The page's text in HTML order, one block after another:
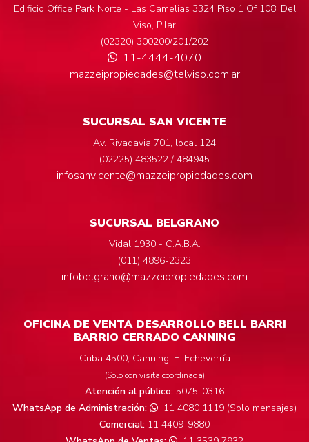
Edificio Office Park Norte - Las Camelias 3324 Piso 1 Of 108, Del
Viso, Pilar
(02320) 300200/201/202
11-4444-4070
mazzeipropiedades@telviso.com.ar
SUCURSAL SAN VICENTE
Av. Rivadavia 701, local 124
(02225) 483522 / 484945
infosanvicente@mazzeipropiedades.com
SUCURSAL BELGRANO
Vidal 1930 - C.A.B.A.
(011) 4896-2323
infobelgrano@mazzeipropiedades.com
OFICINA DE VENTA DESARROLLO BELL BARRI
BARRIO CERRADO CANNING
Cuba 4500, Canning, E. Echeverría
(Solo con visita coordinada)
Atención al público: 5075-0316
WhatsApp de Administración:
11 4080 1119 (Solo mensajes)
Comercial: 11 4409-9880